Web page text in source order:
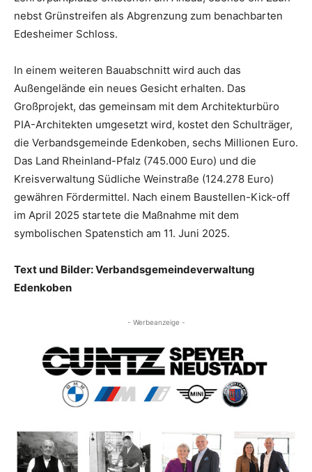
nebst Grünstreifen als Abgrenzung zum benachbarten
Edesheimer Schloss.
In einem weiteren Bauabschnitt wird auch das
Außengelände ein neues Gesicht erhalten. Das
Großprojekt, das gemeinsam mit dem Architekturbüro
PIA-Architekten umgesetzt wird, kostet den Schulträger,
die Verbandsgemeinde Edenkoben, sechs Millionen Euro.
Das Land Rheinland-Pfalz (745.000 Euro) und die
Kreisverwaltung Südliche Weinstraße (124.278 Euro)
gewähren Fördermittel. Nach einem Baustellen-Kick-off
im April 2025 startete die Maßnahme mit dem
symbolischen Spatenstich am 11. Juni 2025.
Text und Bilder: Verbandsgemeindeverwaltung
Edenkoben
- Werbeanzeige -